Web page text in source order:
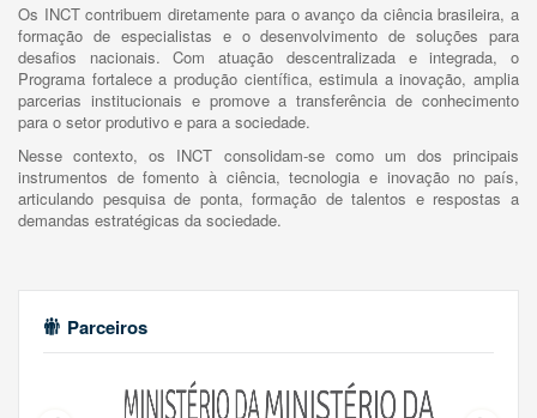
Os INCT contribuem diretamente para o avanço da ciência brasileira, a
formação de especialistas e o desenvolvimento de soluções para
desafios nacionais. Com atuação descentralizada e integrada, o
Programa fortalece a produção científica, estimula a inovação, amplia
parcerias institucionais e promove a transferência de conhecimento
para o setor produtivo e para a sociedade.
Nesse contexto, os INCT consolidam-se como um dos principais
instrumentos de fomento à ciência, tecnologia e inovação no país,
articulando pesquisa de ponta, formação de talentos e respostas a
demandas estratégicas da sociedade.
Parceiros